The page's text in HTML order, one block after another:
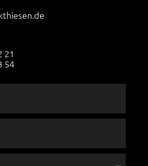
21
54